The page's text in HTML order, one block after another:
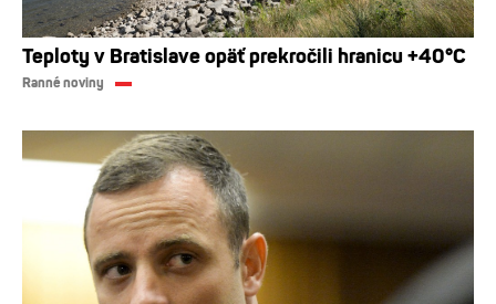
Teploty v Bratislave opäť prekročili hranicu +40°C
Ranné noviny